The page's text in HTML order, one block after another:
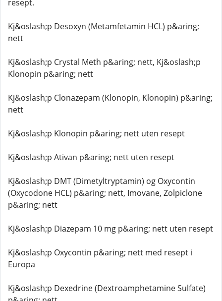
resept.
Kj&oslash;p Desoxyn (Metamfetamin HCL) p&aring;
nett
Kj&oslash;p Crystal Meth p&aring; nett, Kj&oslash;p
Klonopin p&aring; nett
Kj&oslash;p Clonazepam (Klonopin, Klonopin) p&aring;
nett
Kj&oslash;p Klonopin p&aring; nett uten resept
Kj&oslash;p Ativan p&aring; nett uten resept
Kj&oslash;p DMT (Dimetyltryptamin) og Oxycontin
(Oxycodone HCL) p&aring; nett, Imovane, Zolpiclone
p&aring; nett
Kj&oslash;p Diazepam 10 mg p&aring; nett uten resept
Kj&oslash;p Oxycontin p&aring; nett med resept i
Europa
Kj&oslash;p Dexedrine (Dextroamphetamine Sulfate)